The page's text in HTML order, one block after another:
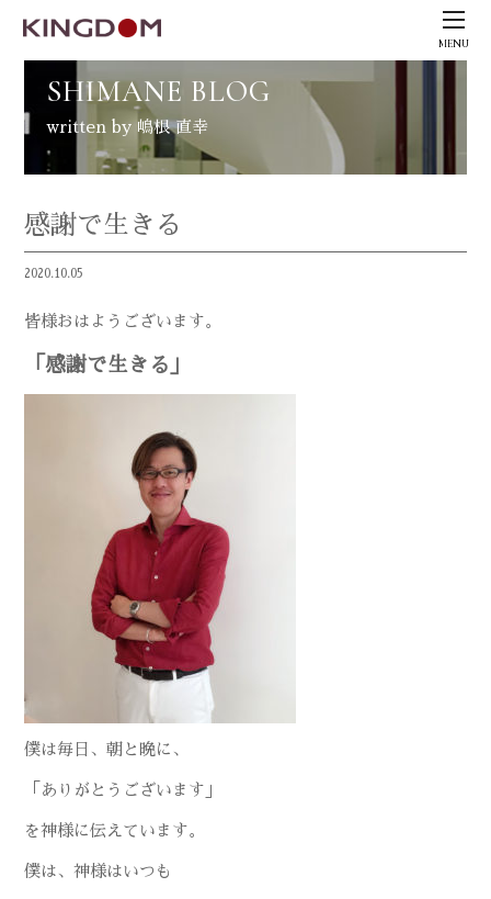
MENU
SHIMANE BLOG
written by 嶋根 直幸
感謝で生きる
2020.10.05
皆様おはようございます。
「感謝で生きる」
僕は毎日、朝と晩に、
「ありがとうございます」
を神様に伝えています。
僕は、神様はいつも